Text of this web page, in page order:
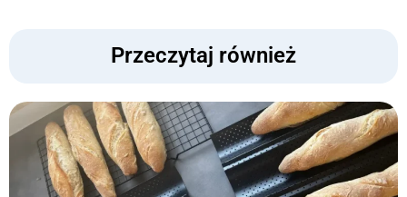
Przeczytaj również